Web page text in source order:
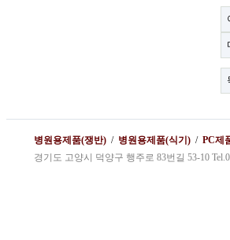
병원용제품(쟁반) / 병원용제품(식기) / PC제
경기도 고양시 덕양구 행주로 83번길 53-10